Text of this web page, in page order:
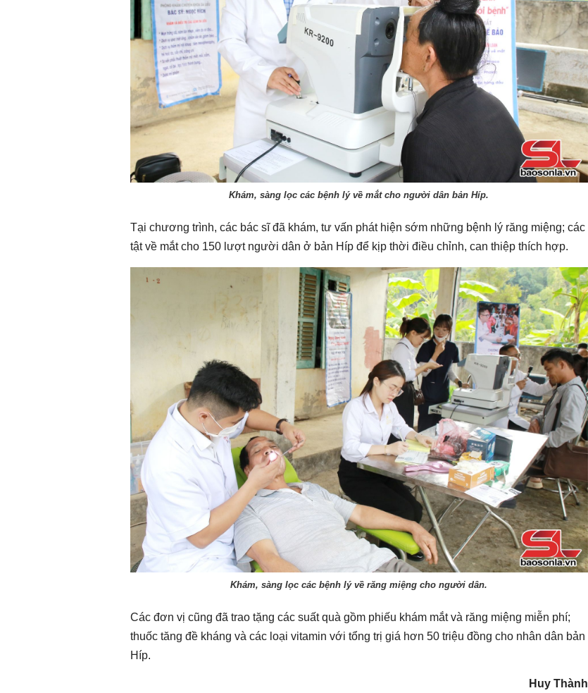
Khám, sàng lọc các bệnh lý về mắt cho người dân bản Híp.
Tại chương trình, các bác sĩ đã khám, tư vấn phát hiện sớm những bệnh lý răng miệng; các
tật về mắt cho 150 lượt người dân ở bản Híp để kịp thời điều chỉnh, can thiệp thích hợp.
Khám, sàng lọc các bệnh lý về răng miệng cho người dân.
Các đơn vị cũng đã trao tặng các suất quà gồm phiếu khám mắt và răng miệng miễn phí;
thuốc tăng đề kháng và các loại vitamin với tổng trị giá hơn 50 triệu đồng cho nhân dân bản
Híp.
Huy Thành
Chào ngày mới 5/8/2026 Chào ngày mới 4/8/2026 Chào ngày mới 3/8/2026